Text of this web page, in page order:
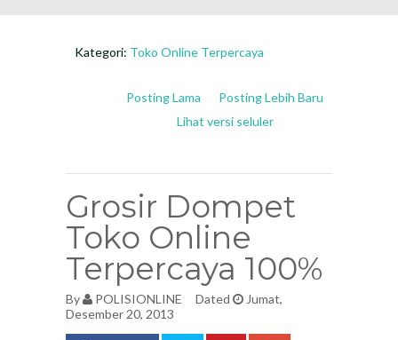
Kategori: Toko Online Terpercaya
Posting Lebih Baru
Posting Lama
Lihat versi seluler
Grosir Dompet
Toko Online
Terpercaya 100%
By POLISIONLINE Dated
Jumat,
Desember 20, 2013